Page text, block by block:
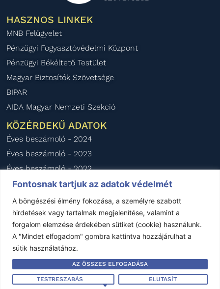
Fontosnak tartjuk az adatok védelmét
A böngészési élmény fokozása, a személyre szabott
hirdetések vagy tartalmak megjelenítése, valamint a
forgalom elemzése érdekében sütiket (cookie) használunk.
A "Mindet elfogadom" gombra kattintva hozzájárulhat a
sütik használatához.
TESTRESZABÁS ELUTASÍT
AZ ÖSSZES ELFOGADÁSA
HASZNOS LINKEK
MNB Felügyelet
Pénzügyi Fogyasztóvédelmi Központ
Pénzügyi Békéltető Testület
Magyar Biztosítók Szövetsége
BIPAR
AIDA Magyar Nemzeti Szekció
KÖZÉRDEKŰ ADATOK
Éves beszámoló - 2024
Éves beszámoló - 2023
Éves beszámoló - 2022
Éves beszámoló - 2021
Éves beszámoló - 2020
Minden jog fenntartva © FBAMSZ 1992-2025
Impresszum– Jogi nyilatkozat–Kapcsolat